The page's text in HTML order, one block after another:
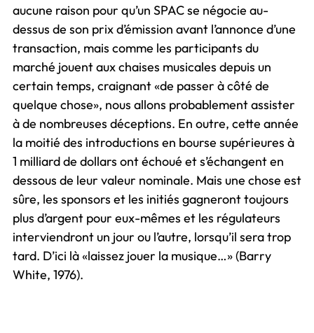
aucune raison pour qu’un SPAC se négocie au-
dessus de son prix d’émission avant l’annonce d’une
transaction, mais comme les participants du
marché jouent aux chaises musicales depuis un
certain temps, craignant «de passer à côté de
quelque chose», nous allons probablement assister
à de nombreuses déceptions. En outre, cette année
la moitié des introductions en bourse supérieures à
1 milliard de dollars ont échoué et s’échangent en
dessous de leur valeur nominale. Mais une chose est
sûre, les sponsors et les initiés gagneront toujours
plus d’argent pour eux-mêmes et les régulateurs
interviendront un jour ou l’autre, lorsqu’il sera trop
tard. D’ici là «laissez jouer la musique…» (Barry
White, 1976).